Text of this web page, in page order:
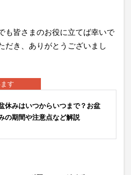
も皆さまのお役に立てば幸いで
だき、ありがとうございまし
す
休みはいつからいつまで？お盆
の期間や注意点など解説